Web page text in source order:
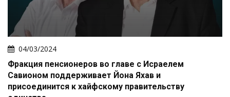
04/03/2024
Фракция пенсионеров во главе с Исраелем
Савионом поддерживает Йона Яхав и
присоединится к хайфскому правительству